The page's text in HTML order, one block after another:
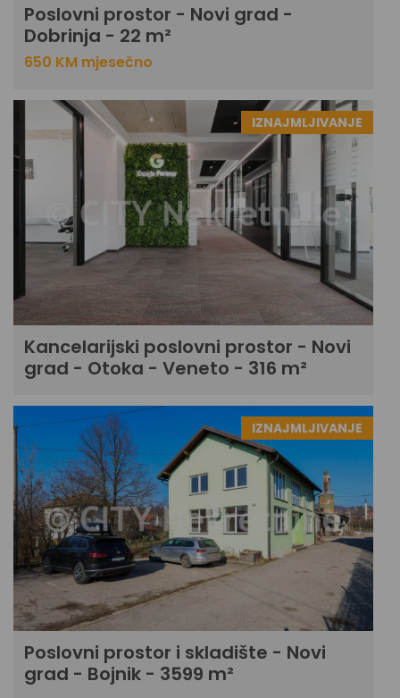
Poslovni prostor - Novi grad -
Dobrinja - 22 m²
650 KM mjesečno
IZNAJMLJIVANJE
Kancelarijski poslovni prostor - Novi
grad - Otoka - Veneto - 316 m²
IZNAJMLJIVANJE
Poslovni prostor i skladište - Novi
grad - Bojnik - 3599 m²